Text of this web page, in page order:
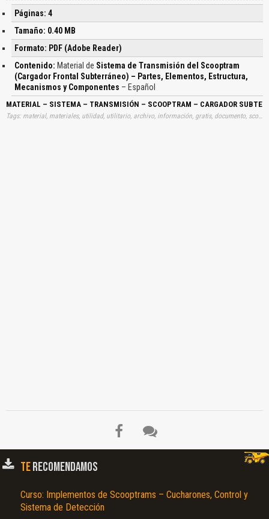
Páginas: 4
Tamaño: 0.40 MB
Formato: PDF (Adobe Reader)
Contenido: Material de Sistema de Transmisión del Scooptram
(Cargador Frontal Subterráneo) – Partes, Elementos, Estructura,
Mecanismos y Componentes – Español
MATERIAL – SISTEMA – TRANSMISIÓN – SCOOPTRAM – CARGADOR
TERECOMENDAMOS
Curso: Implementos de Scooptrams – Cucharones, Control y
Sistema de Detección